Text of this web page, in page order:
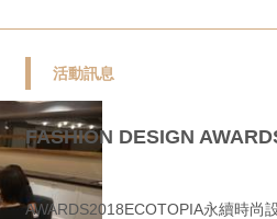
活動訊息
FASHION DESIGN
AWARDS2018ECOTOPIA永續時尚